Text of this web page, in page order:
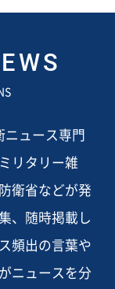
ニュース専門
リタリー雑
衛省などが発
、随時掲載し
頻出の言葉や
ニュースを分